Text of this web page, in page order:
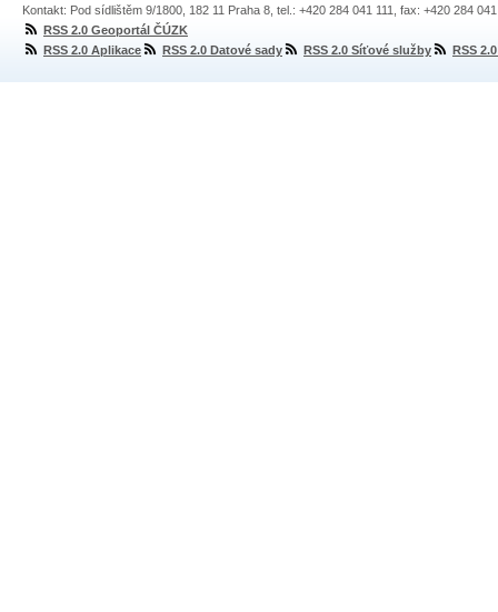
Kontakt: Pod sídlištěm 9/1800, 182 11 Praha 8, tel.: +420 284 041 111, fax: +420 284
RSS 2.0 Geoportál ČÚZK
RSS 2.0 Aplikace
RSS 2.0 Datové sady RSS 2.0 Síťové služby RSS